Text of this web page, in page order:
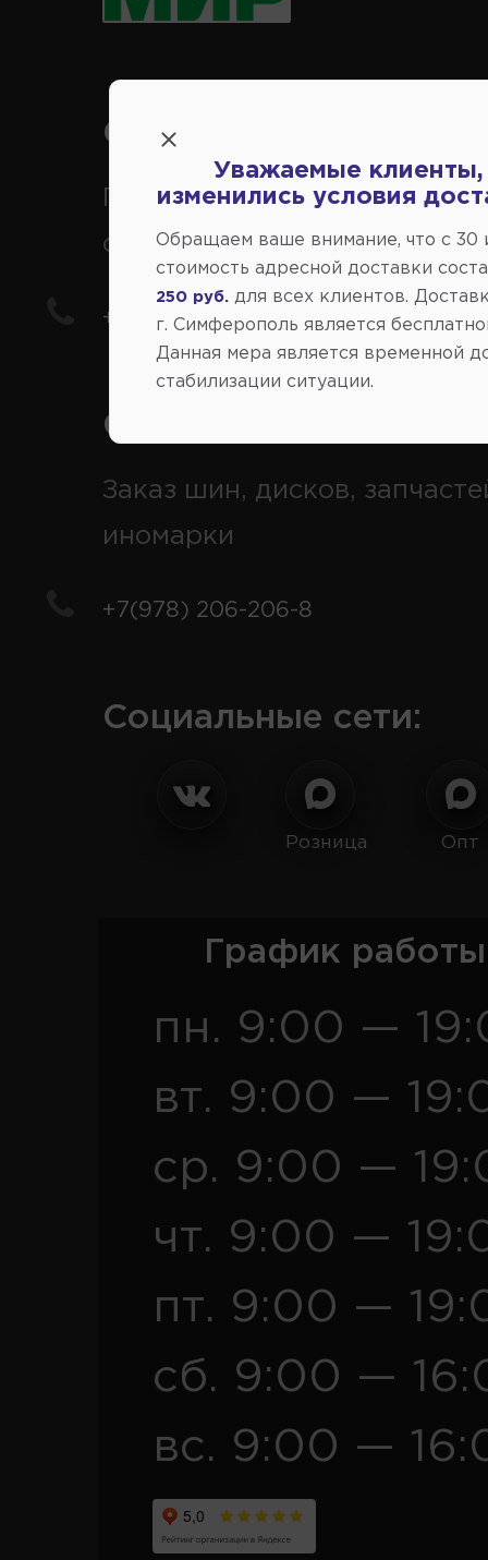
Справочный центр:
Продажа запчастей на
отечественные авто
+7(978) 206-206-5
Справочный центр:
Заказ шин, дисков,
иномарки
+7(978) 206-206-8
Социальные сети:
Розница Опт
График
пн. 9:00 —
вт. 9:00 —
ср. 9:00 —
чт. 9:00 —
пт. 9:00 —
сб. 9:00 —
вс. 9:00 —
Уважаемые клиенты,
изменились условия
Обращаем ваше внимание, что c 30
стоимость адресной доставки
250 руб. для всех клиентов.
г. Симферополь является
Данная мера является временной
стабилизации ситуации.